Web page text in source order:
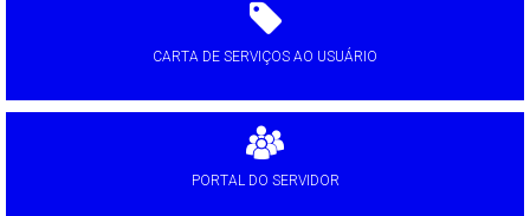
CARTA DE SERVIÇOS AO USUÁRIO
PORTAL DO SERVIDOR